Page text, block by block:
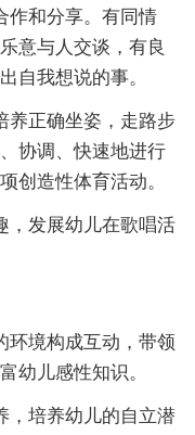
作和分享。有同情
意与人交谈，有良
自我想说的事。
养正确坐姿，走路步
协调、快速地进行
创造性体育活动。
，发展幼儿在歌唱活
环境构成互动，带领
幼儿感性知识。
，培养幼儿的自立潜